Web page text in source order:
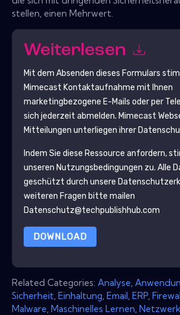
stellen, einen Mehrwert.
Weiterlesen
Mit dem Absenden dieses Formulars
Mimecast Kontaktaufnahme mit Ihnen
marketingbezogene E-Mails oder per
sich jederzeit abmelden. Mimecast
Mitteilungen unterliegen ihrer
Indem Sie diese Ressource anfordern,
unseren Nutzungsbedingungen zu. Alle
geschützt durch unsere
weiteren Fragen bitte mailen
Datenschutz@techpublishhub.com
DOWNLOAD
Related Categories: Analyse
Sicherheit Einhaltung Email ERP
Malware Maschinelles Lernen Netzwerk